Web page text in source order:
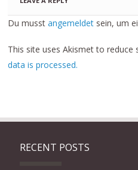
Du musstangemeldet sein, um
This site uses Akismet to reduce
data is processed.
RECENT POSTS